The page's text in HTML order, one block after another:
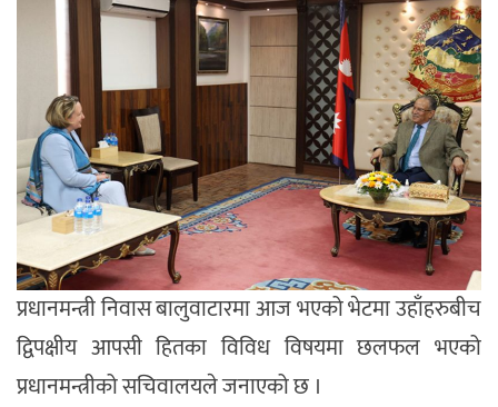
प्रधानमन्त्री निवास बालुवाटारमा आज भएको भेटमा उहाँहरुबीच
द्विपक्षीय आपसी हितका विविध विषयमा छलफल भएको
प्रधानमन्त्रीको सचिवालयले जनाएको छ ।